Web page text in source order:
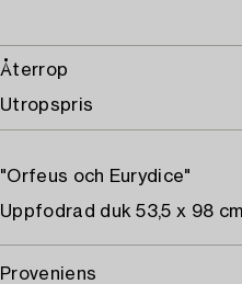
Återrop
Utropspris
"Orfeus och Eurydice"
Uppfodrad duk 53,5 x 98
Proveniens